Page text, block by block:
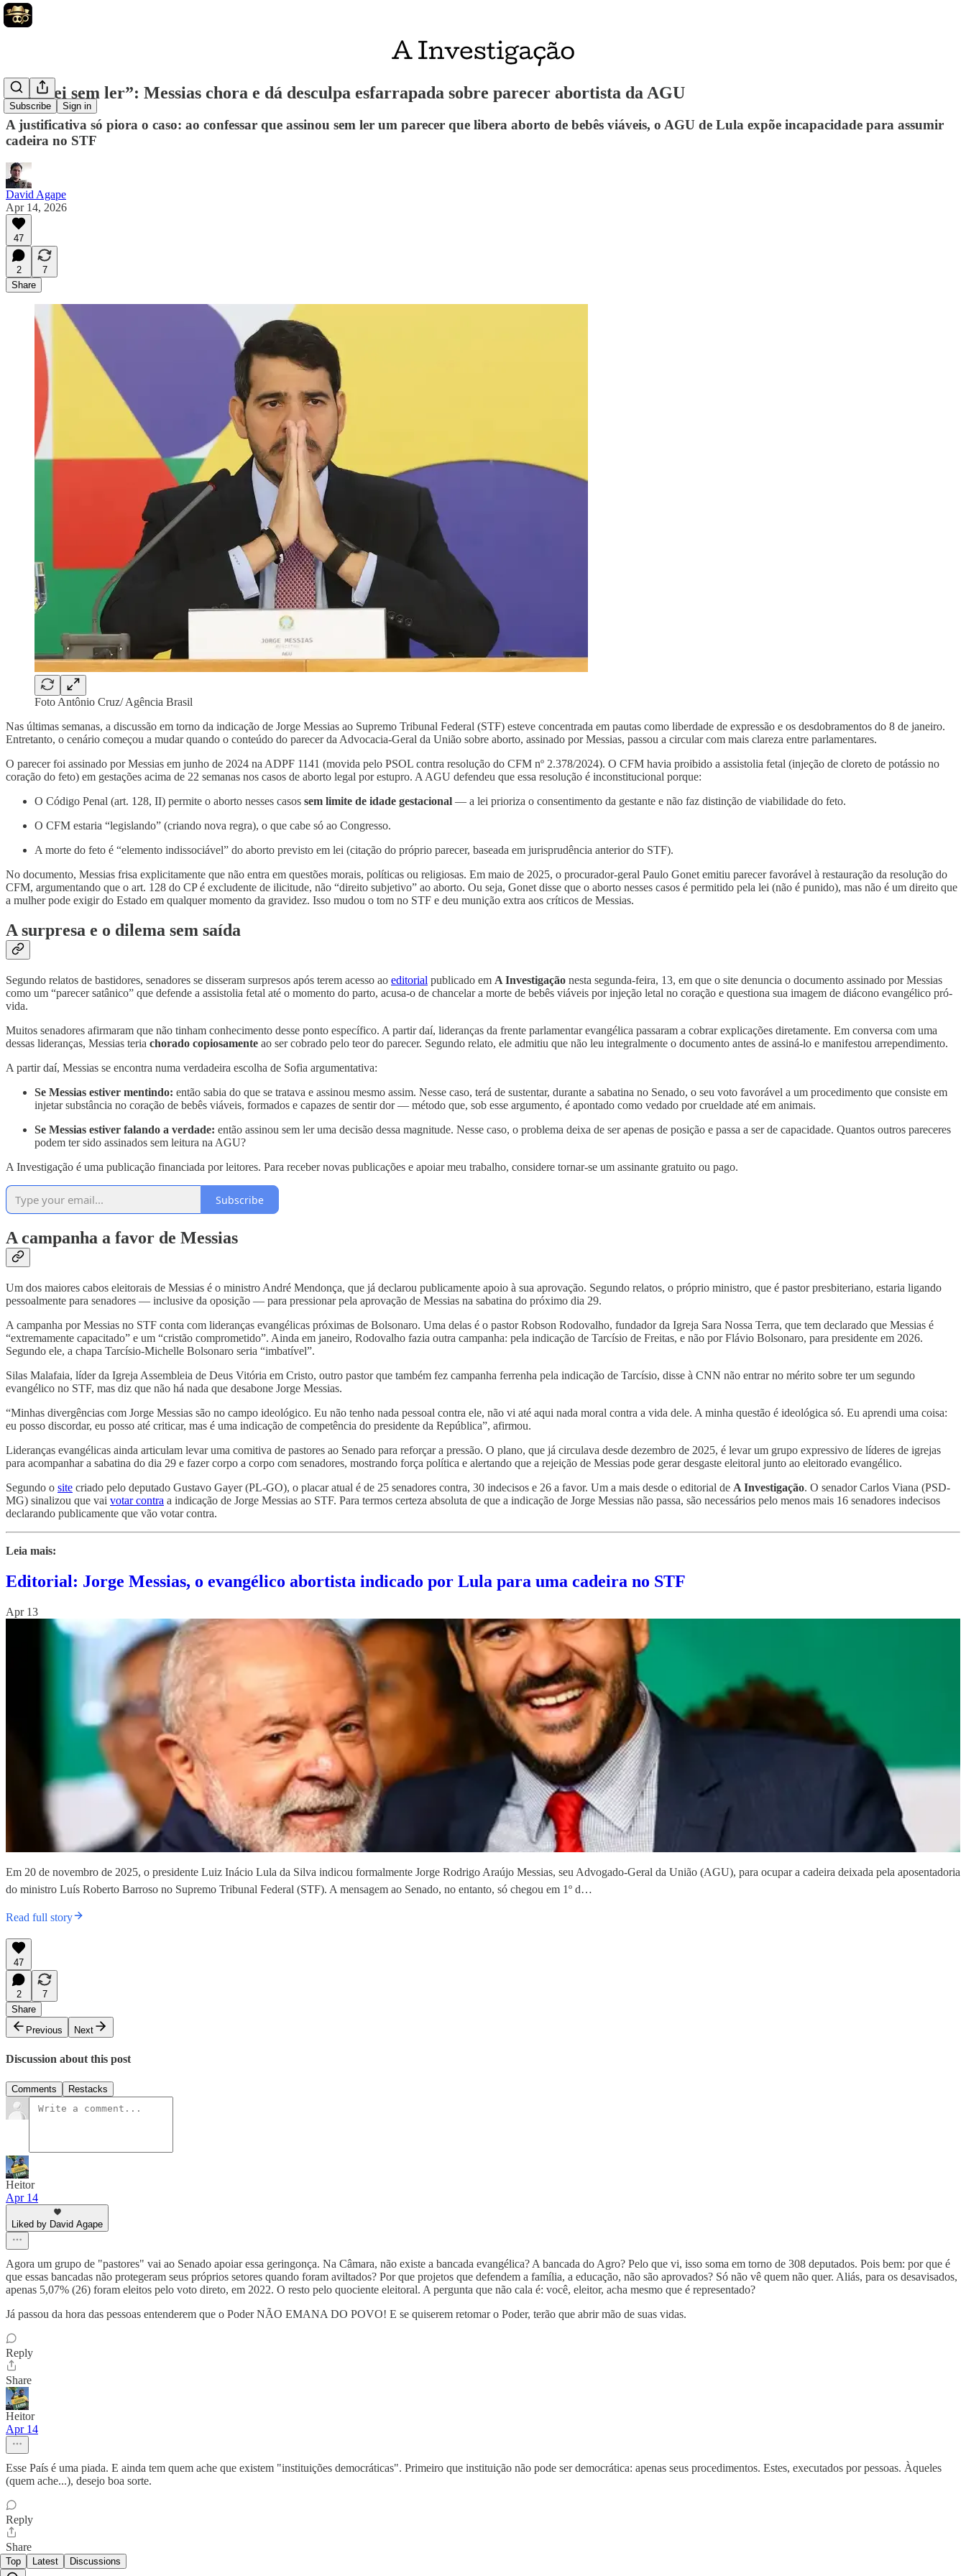
Subscribe Sign in
“Assinei sem ler”: Messias chora e dá desculpa esfarrapada sobre parecer abortista da AGU
A justificativa só piora o caso: ao confessar que assinou sem ler um parecer que libera aborto de bebês viáveis, o AGU de Lula expõe incapacidade para assumir
cadeira no STF
David Agape
Apr 14, 2026
47
2
7
Share
Foto Antônio Cruz/ Agência Brasil
Nas últimas semanas, a discussão em torno da indicação de Jorge Messias ao Supremo Tribunal Federal (STF) esteve concentrada em pautas como liberdade de expressão e os desdobramentos do 8 de janeiro.
Entretanto, o cenário começou a mudar quando o conteúdo do parecer da Advocacia-Geral da União sobre aborto, assinado por Messias, passou a circular com mais clareza entre parlamentares.
O parecer foi assinado por Messias em junho de 2024 na ADPF 1141 (movida pelo PSOL contra resolução do CFM nº 2.378/2024). O CFM havia proibido a assistolia fetal (injeção de cloreto de potássio no
coração do feto) em gestações acima de 22 semanas nos casos de aborto legal por estupro. A AGU defendeu que essa resolução é inconstitucional porque:
O Código Penal (art. 128, II) permite o aborto nesses casos sem limite de idade gestacional — a lei prioriza o consentimento da gestante e não faz distinção de viabilidade do feto.
O CFM estaria “legislando” (criando nova regra), o que cabe só ao Congresso.
A morte do feto é “elemento indissociável” do aborto previsto em lei (citação do próprio parecer, baseada em jurisprudência anterior do STF).
No documento, Messias frisa explicitamente que não entra em questões morais, políticas ou religiosas. Em maio de 2025, o procurador-geral Paulo Gonet emitiu parecer favorável à restauração da resolução do
CFM, argumentando que o art. 128 do CP é excludente de ilicitude, não “direito subjetivo” ao aborto. Ou seja, Gonet disse que o aborto nesses casos é permitido pela lei (não é punido), mas não é um direito que
a mulher pode exigir do Estado em qualquer momento da gravidez. Isso mudou o tom no STF e deu munição extra aos críticos de Messias.
A surpresa e o dilema sem saída
Segundo relatos de bastidores, senadores se disseram surpresos após terem acesso ao editorial publicado em A Investigação nesta segunda-feira, 13, em que o site denuncia o documento assinado por Messias
como um “parecer satânico” que defende a assistolia fetal até o momento do parto, acusa-o de chancelar a morte de bebês viáveis por injeção letal no coração e questiona sua imagem de diácono evangélico pró-
vida.
Muitos senadores afirmaram que não tinham conhecimento desse ponto específico. A partir daí, lideranças da frente parlamentar evangélica passaram a cobrar explicações diretamente. Em conversa com uma
dessas lideranças, Messias teria chorado copiosamente ao ser cobrado pelo teor do parecer. Segundo relato, ele admitiu que não leu integralmente o documento antes de assiná-lo e manifestou arrependimento.
A partir daí, Messias se encontra numa verdadeira escolha de Sofia argumentativa:
Se Messias estiver mentindo: então sabia do que se tratava e assinou mesmo assim. Nesse caso, terá de sustentar, durante a sabatina no Senado, o seu voto favorável a um procedimento que consiste em
injetar substância no coração de bebês viáveis, formados e capazes de sentir dor — método que, sob esse argumento, é apontado como vedado por crueldade até em animais.
Se Messias estiver falando a verdade: então assinou sem ler uma decisão dessa magnitude. Nesse caso, o problema deixa de ser apenas de posição e passa a ser de capacidade. Quantos outros pareceres
podem ter sido assinados sem leitura na AGU?
A Investigação é uma publicação financiada por leitores. Para receber novas publicações e apoiar meu trabalho, considere tornar-se um assinante gratuito ou pago.
Subscribe
A campanha a favor de Messias
Um dos maiores cabos eleitorais de Messias é o ministro André Mendonça, que já declarou publicamente apoio à sua aprovação. Segundo relatos, o próprio ministro, que é pastor presbiteriano, estaria ligando
pessoalmente para senadores — inclusive da oposição — para pressionar pela aprovação de Messias na sabatina do próximo dia 29.
A campanha por Messias no STF conta com lideranças evangélicas próximas de Bolsonaro. Uma delas é o pastor Robson Rodovalho, fundador da Igreja Sara Nossa Terra, que tem declarado que Messias é
“extremamente capacitado” e um “cristão comprometido”. Ainda em janeiro, Rodovalho fazia outra campanha: pela indicação de Tarcísio de Freitas, e não por Flávio Bolsonaro, para presidente em 2026.
Segundo ele, a chapa Tarcísio-Michelle Bolsonaro seria “imbatível”.
Silas Malafaia, líder da Igreja Assembleia de Deus Vitória em Cristo, outro pastor que também fez campanha ferrenha pela indicação de Tarcísio, disse à CNN não entrar no mérito sobre ter um segundo
evangélico no STF, mas diz que não há nada que desabone Jorge Messias.
“Minhas divergências com Jorge Messias são no campo ideológico. Eu não tenho nada pessoal contra ele, não vi até aqui nada moral contra a vida dele. A minha questão é ideológica só. Eu aprendi uma coisa:
eu posso discordar, eu posso até criticar, mas é uma indicação de competência do presidente da República”, afirmou.
Lideranças evangélicas ainda articulam levar uma comitiva de pastores ao Senado para reforçar a pressão. O plano, que já circulava desde dezembro de 2025, é levar um grupo expressivo de líderes de igrejas
para acompanhar a sabatina do dia 29 e fazer corpo a corpo com senadores, mostrando força política e alertando que a rejeição de Messias pode gerar desgaste eleitoral junto ao eleitorado evangélico.
Segundo o site criado pelo deputado Gustavo Gayer (PL-GO), o placar atual é de 25 senadores contra, 30 indecisos e 26 a favor. Um a mais desde o editorial de A Investigação. O senador Carlos Viana (PSD-
MG) sinalizou que vai votar contra a indicação de Jorge Messias ao STF. Para termos certeza absoluta de que a indicação de Jorge Messias não passa, são necessários pelo menos mais 16 senadores indecisos
declarando publicamente que vão votar contra.
Leia mais:
Editorial: Jorge Messias, o evangélico abortista indicado por Lula para uma cadeira no STF
Apr 13
Em 20 de novembro de 2025, o presidente Luiz Inácio Lula da Silva indicou formalmente Jorge Rodrigo Araújo Messias, seu Advogado-Geral da União (AGU), para ocupar a cadeira deixada pela aposentadoria
do ministro Luís Roberto Barroso no Supremo Tribunal Federal (STF). A mensagem ao Senado, no entanto, só chegou em 1º d…
Read full story
47
2
7
Share
Previous
Next
Discussion about this post
Comments Restacks
Heitor
Apr 14
Liked by David Agape
Agora um grupo de "pastores" vai ao Senado apoiar essa geringonça. Na Câmara, não existe a bancada evangélica? A bancada do Agro? Pelo que vi, isso soma em torno de 308 deputados. Pois bem: por que é
que essas bancadas não protegeram seus próprios setores quando foram aviltados? Por que projetos que defendem a família, a educação, não são aprovados? Só não vê quem não quer. Aliás, para os desavisados,
apenas 5,07% (26) foram eleitos pelo voto direto, em 2022. O resto pelo quociente eleitoral. A pergunta que não cala é: você, eleitor, acha mesmo que é representado?
Já passou da hora das pessoas entenderem que o Poder NÃO EMANA DO POVO! E se quiserem retomar o Poder, terão que abrir mão de suas vidas.
Reply
Share
Heitor
Apr 14
Esse País é uma piada. E ainda tem quem ache que existem "instituições democráticas". Primeiro que instituição não pode ser democrática: apenas seus procedimentos. Estes, executados por pessoas. Àqueles
(quem ache...), desejo boa sorte.
Reply
Share
Top Latest Discussions